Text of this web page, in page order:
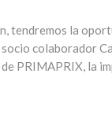
tendremos la
colaborador
PRIMAPRIX, la